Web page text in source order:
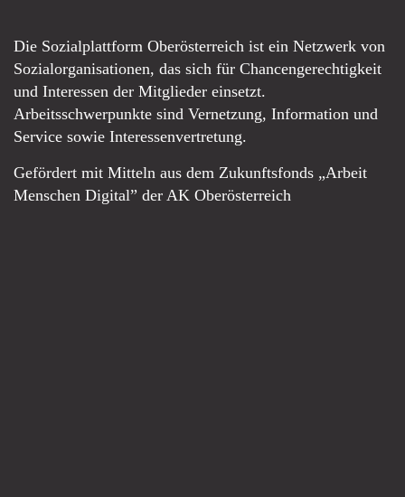
Die Sozialplattform Oberösterreich ist ein Netzwerk von
Sozialorganisationen, das sich für Chancengerechtigkeit
und Interessen der Mitglieder einsetzt.
Arbeitsschwerpunkte sind Vernetzung, Information und
Service sowie Interessenvertretung.
Gefördert mit Mitteln aus dem Zukunftsfonds „Arbeit
Menschen Digital” der AK Oberösterreich